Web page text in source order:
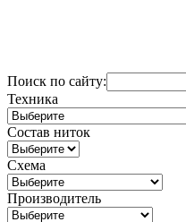
Поиск по сайту:
Техника
Состав ниток
Схема
Производитель